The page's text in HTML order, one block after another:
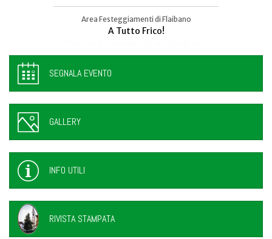
Area Festeggiamenti di Flaibano
A Tutto Frico!
Talmassons
FestInPiazza
SEGNALA EVENTO
GALLERY
INFO UTILI
RIVISTA STAMPATA